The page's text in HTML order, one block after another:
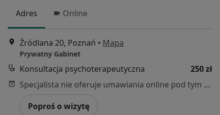
Adres
Online
Źródlana 20, Poznań • Mapa
Prywatny Gabinet
Konsultacja psychoterapeutyczna
250 zł
Specjalista nie oferuje umawiania online pod tym adresem.
Poproś o wizytę